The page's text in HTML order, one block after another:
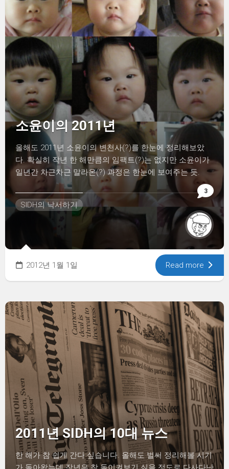
3
소윤이의 2011년
올해도 2011년 소윤이의 변천사(?)를 한눈에 정리해보았
다. 확실히 작년 한 해만큼의 임팩트(?)는 없지만 소윤이가
일년간 차근차근 말라온(?) 과정은 한눈에 보여주는 듯.
SIDH의 낙서하기
2012년 1월 1일 Read more
2011년 SIDH의 10대 뉴스
한 해가 참 쉽게 간다 싶습니다. 올해도 벌써 정리해볼 시기